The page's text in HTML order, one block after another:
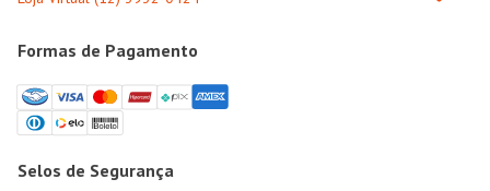
Formas de Pagamento
Selos de Segurança